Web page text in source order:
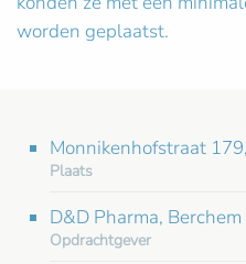
worden geplaatst.
Monnikenhofstraat
Plaats
D&D Pharma, Berchem
Opdrachtgever